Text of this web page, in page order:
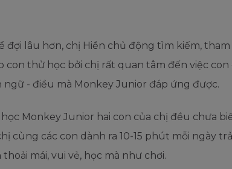
đợi lâu hơn, chị Hiền chủ động tìm kiếm,
con thử học bởi chị rất quan tâm đến việc
ngữ - điều mà Monkey Junior đáp ứng được.
Monkey Junior hai con của chị đều chưa
cùng các con dành ra 10-15 phút mỗi ngày
mái, vui vẻ, học mà như chơi.